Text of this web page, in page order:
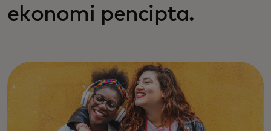
ekonomi pencipta.